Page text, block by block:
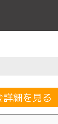
細を見る